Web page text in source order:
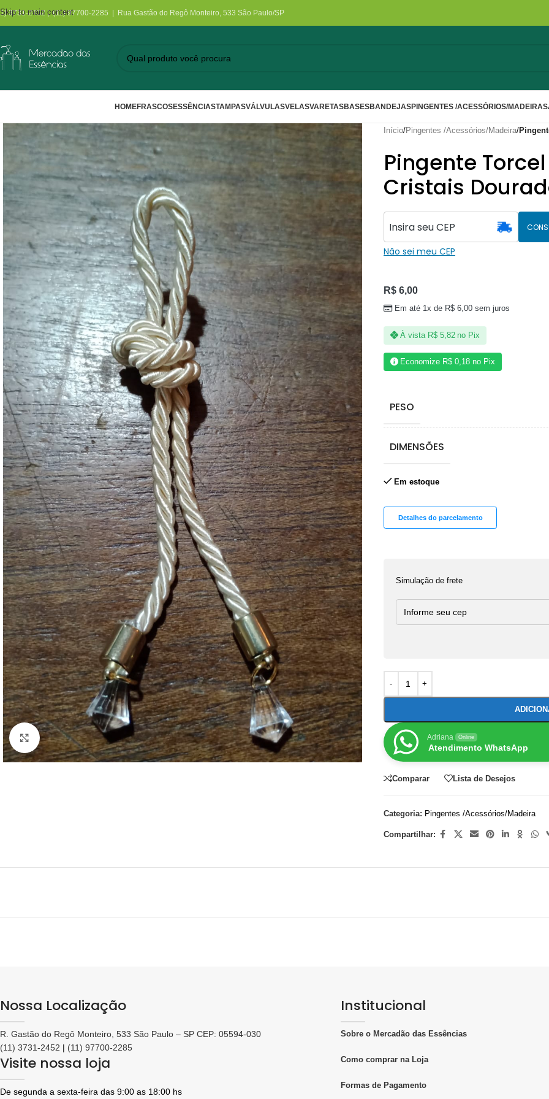
Skip to main content
3731-2452 | (11) 97700-2285 | Rua Gastão do Regô Monteiro, 533 São Paulo/SP
HOMEFRASCOSESSÊNCIASTAMPASVÁLVULASVELASVARETASBASESBANDEJASPINGENTES /ACESSÓRIOS/MADEIRA
Clique para ampliar
Início/Pingentes /Acessórios/Madeira/
Pingente
Cristais
Não sei meu CEP
R$6,00
Em até 1x de R$ 6,00 sem juros
À vista R$5,82 no Pix
Economize R$ 0,18 no Pix
PESO
DIMENSÕES
Em estoque
Detalhes do parcelamento
Simulação de frete
Adriana Online
Atendimento WhatsApp
Comparar Lista de Desejos
Categoria: Pingentes /Acessórios/Madeira
Compartilhar:
Nossa Localização
R. Gastão do Regô Monteiro, 533 São Paulo – SP CEP: 05594-030
(11) 3731-2452 | (11) 97700-2285
Visite nossa loja
De segunda a sexta-feira das 9:00 as 18:00 hs
Institucional
Sobre o Mercadão das Essências
Como comprar na Loja
Formas de Pagamento